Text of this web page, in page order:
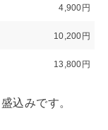
4,900円
10,200円
13,800円
込みです。